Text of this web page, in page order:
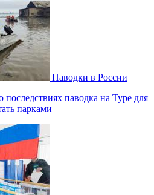
Паводки в России
последствиях паводка на Туре для
парками